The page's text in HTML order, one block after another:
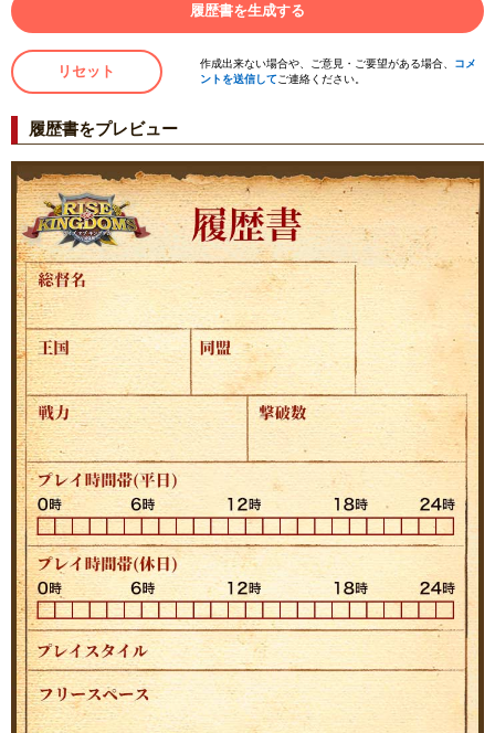
履歴書を生成する
リセット 作成出来ない場合や、ご意見・ご要望がある場合、 コメ
ントを送信してご連絡ください。
履歴書をプレビュー